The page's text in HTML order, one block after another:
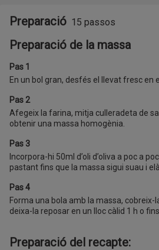
Preparació 15 passos
Preparació de la massa
Pas 1
En un bol gran, desfés el llevat fresc en
Pas 2
Afegeix la farina, mitja culleradeta de
obtenir una massa homogènia.
Pas 3
Incorpora-hi 50ml d’oli d’oliva a poc a
pastant fins que la massa sigui suau i
Pas 4
Forma una bola amb la massa, cobreix-
deixa-la reposar en un lloc càlid 1 h o
Preparació del recapte: